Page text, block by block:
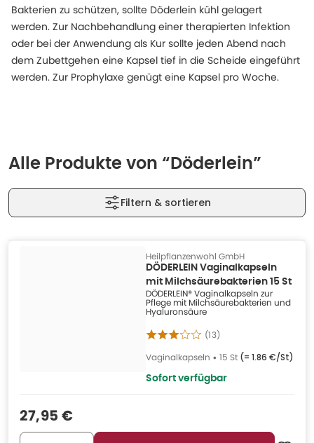
Bakterien zu schützen, sollte Döderlein kühl gelagert
werden. Zur Nachbehandlung einer therapierten Infektion
oder bei der Anwendung als Kur sollte jeden Abend nach
dem Zubettgehen eine Kapsel tief in die Scheide eingeführt
werden. Zur Prophylaxe genügt eine Kapsel pro Woche.
Alle Produkte von “Döderlein”
Filtern & sortieren
Heilpflanzenwohl GmbH
DÖDERLEIN Vaginalkapseln
mit Milchsäurebakterien 15 St
DÖDERLEIN® Vaginalkapseln zur
Pflege mit Milchsäurebakterien und
Hyaluronsäure
(13)
Vaginalkapseln • 15 St (= 1.86 €/St)
Sofort verfügbar
Verkaufspreis
27,95 €